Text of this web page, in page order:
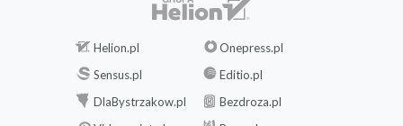
Helion.pl
Onepress.pl
Sensus.pl
Editio.pl
DlaBystrzakow.pl
Bezdroza.pl